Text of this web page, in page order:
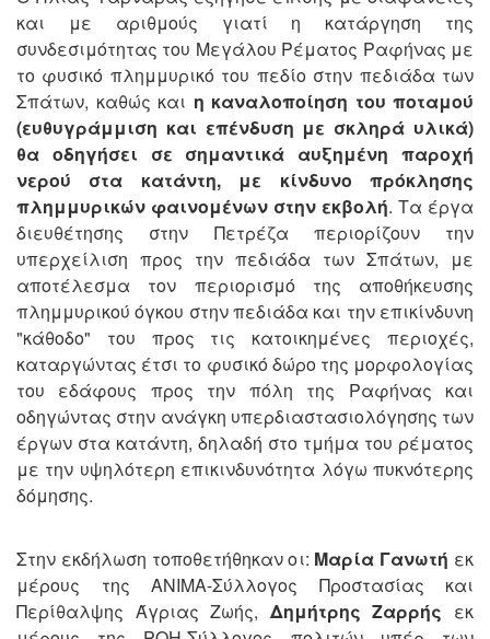
και με αριθμούς γιατί η κατάργηση της
συνδεσιμότητας του Μεγάλου Ρέματος Ραφήνας με
το φυσικό πλημμυρικό του πεδίο στην πεδιάδα των
Σπάτων, καθώς και η καναλοποίηση του ποταμού
(ευθυγράμμιση και επένδυση με σκληρά υλικά)
θα οδηγήσει σε σημαντικά αυξημένη παροχή
νερού στα κατάντη, με κίνδυνο πρόκλησης
πλημμυρικών φαινομένων στην εκβολή. Τα έργα
διευθέτησης στην Πετρέζα περιορίζουν την
υπερχείλιση προς την πεδιάδα των Σπάτων, με
αποτέλεσμα τον περιορισμό της αποθήκευσης
πλημμυρικού όγκου στην πεδιάδα και την επικίνδυνη
"κάθοδο" του προς τις κατοικημένες περιοχές,
καταργώντας έτσι το φυσικό δώρο της μορφολογίας
του εδάφους προς την πόλη της Ραφήνας και
οδηγώντας στην ανάγκη υπερδιαστασιολόγησης των
έργων στα κατάντη, δηλαδή στο τμήμα του ρέματος
με την υψηλότερη επικινδυνότητα λόγω πυκνότερης
δόμησης.
Στην εκδήλωση τοποθετήθηκαν οι: Μαρία Γανωτή εκ
μέρους της ΑΝΙΜΑ-Σύλλογος Προστασίας και
Περίθαλψης Άγριας Ζωής, Δημήτρης Ζαρρής εκ